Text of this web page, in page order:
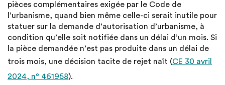
pièces complémentaires exigée par le Code de
l’urbanisme, quand bien même celle-ci serait inutile pour
statuer sur la demande d’autorisation d’urbanisme, à
condition qu’elle soit notifiée dans un délai d’un mois. Si
la pièce demandée n’est pas produite dans un délai de
trois mois, une décision tacite de rejet naît (CE 30 avril
2024, n° 461958).